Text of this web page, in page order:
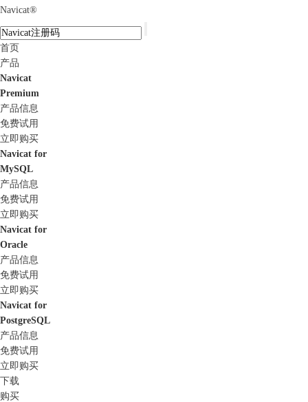
Navicat®
首页
产品
Navicat
Premium
产品信息
免费试用
立即购买
Navicat for
MySQL
产品信息
免费试用
立即购买
Navicat for
Oracle
产品信息
免费试用
立即购买
Navicat for
PostgreSQL
产品信息
免费试用
立即购买
下载
购买